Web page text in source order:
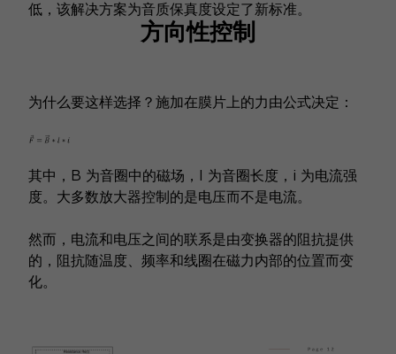
低，该解决方案为音质保真度设定了新标准。
方向性控制
为什么要这样选择？施加在膜片上的力由公式决定：
其中，B 为音圈中的磁场，l 为音圈长度，i 为电流强
度。大多数放大器控制的是电压而不是电流。
然而，电流和电压之间的联系是由变换器的阻抗提供
的，阻抗随温度、频率和线圈在磁力内部的位置而变
化。